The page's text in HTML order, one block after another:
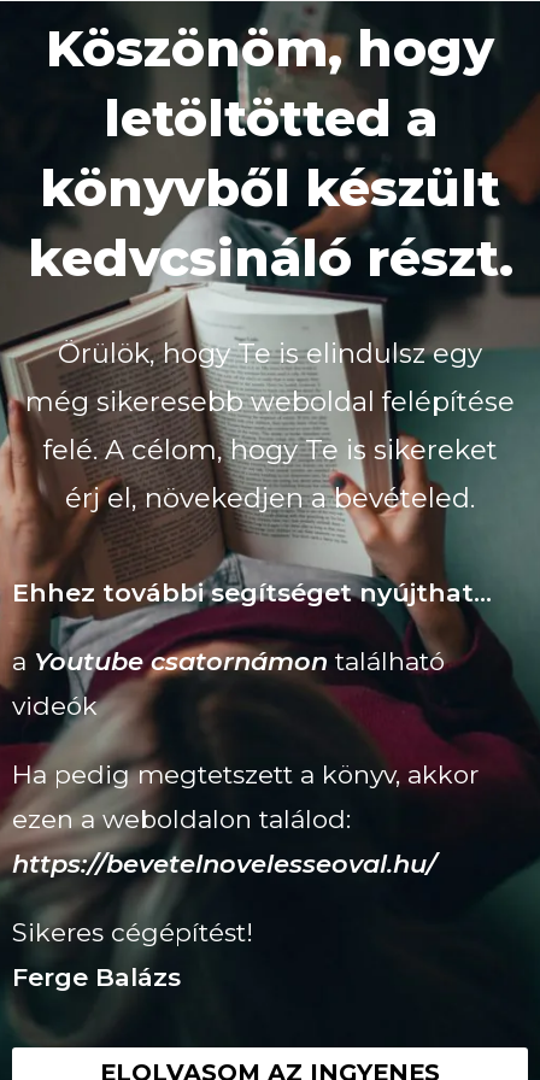
Köszönöm, hogy
letöltötted a
könyvből készült
kedvcsináló részt.
Örülök, hogy Te is elindulsz egy
még sikeresebb weboldal felépítése
felé. A célom, hogy Te is sikereket
érj el, növekedjen a bevételed.
Ehhez további segítséget nyújthat…
a Youtube csatornámon található
videók
Ha pedig megtetszett a könyv, akkor
ezen a weboldalon találod:
https://bevetelnovelesseoval.hu/
Sikeres cégépítést!
Ferge Balázs
ELOLVASOM AZ INGYENES